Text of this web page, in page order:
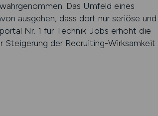
Das Umfeld eines
ausgehen, dass dort nur seriöse und
Nr. 1 für Technik-Jobs erhöht die
der Recruiting-Wirksamkeit